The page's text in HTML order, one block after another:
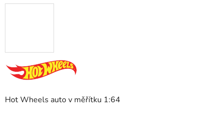
Hot Wheels auto v měřítku 1:64